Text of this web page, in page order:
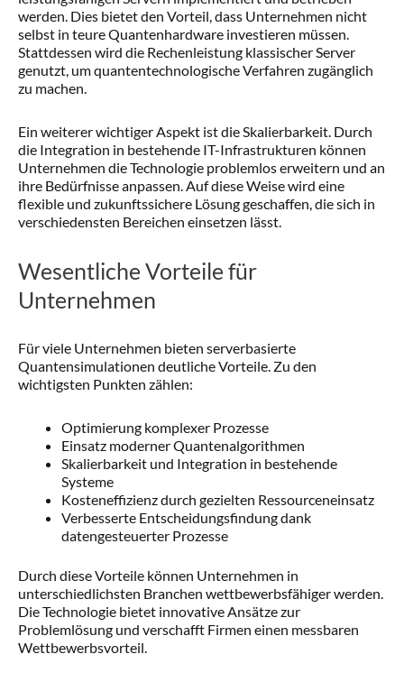
werden. Dies bietet den Vorteil, dass Unternehmen nicht
selbst in teure Quantenhardware investieren müssen.
Stattdessen wird die Rechenleistung klassischer Server
genutzt, um quantentechnologische Verfahren zugänglich
zu machen.
Ein weiterer wichtiger Aspekt ist die Skalierbarkeit. Durch
die Integration in bestehende IT-Infrastrukturen können
Unternehmen die Technologie problemlos erweitern und an
ihre Bedürfnisse anpassen. Auf diese Weise wird eine
flexible und zukunftssichere Lösung geschaffen, die sich in
verschiedensten Bereichen einsetzen lässt.
Wesentliche Vorteile für
Unternehmen
Für viele Unternehmen bieten serverbasierte
Quantensimulationen deutliche Vorteile. Zu den
wichtigsten Punkten zählen:
Optimierung komplexer Prozesse
Einsatz moderner Quantenalgorithmen
Skalierbarkeit und Integration in bestehende
Systeme
Kosteneffizienz durch gezielten Ressourceneinsatz
Verbesserte Entscheidungsfindung dank
datengesteuerter Prozesse
Durch diese Vorteile können Unternehmen in
unterschiedlichsten Branchen wettbewerbsfähiger werden.
Die Technologie bietet innovative Ansätze zur
Problemlösung und verschafft Firmen einen messbaren
Wettbewerbsvorteil.